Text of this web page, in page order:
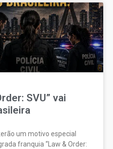
SVU” vai
um motivo especial
franquia “Law & Order: